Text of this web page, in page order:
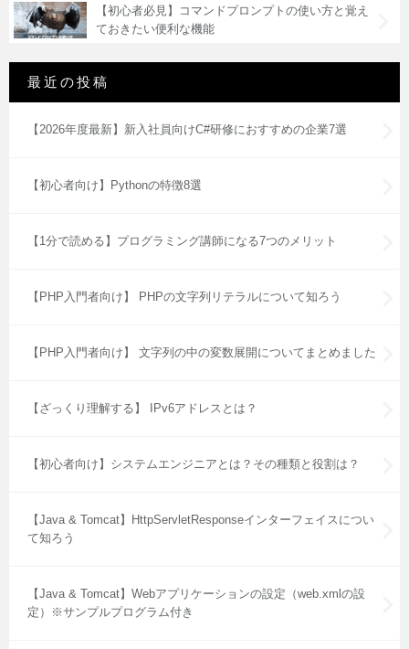
【初心者必見】コマンドプロンプトの使い方と覚え
ておきたい便利な機能
最近の投稿
【2026年度最新】新入社員向けC#研修におすすめの企業7選
【初心者向け】Pythonの特徴8選
【1分で読める】プログラミング講師になる7つのメリット
【PHP入門者向け】 PHPの文字列リテラルについて知ろう
【PHP入門者向け】 文字列の中の変数展開についてまとめました
【ざっくり理解する】 IPv6アドレスとは？
【初心者向け】システムエンジニアとは？その種類と役割は？
【Java & Tomcat】HttpServletResponseインターフェイスについ
て知ろう
【Java & Tomcat】Webアプリケーションの設定（web.xmlの設
定）※サンプルプログラム付き